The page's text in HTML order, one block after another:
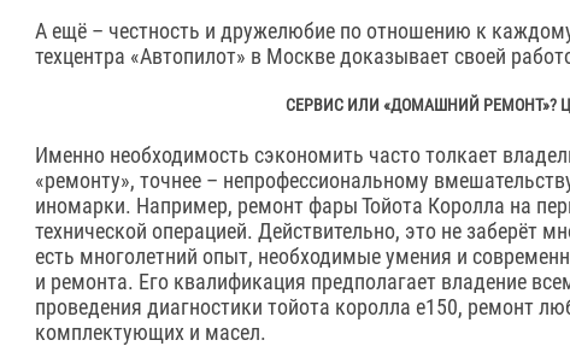
А ещё – честность и дружелюбие по отношению к
техцентра «Автопилот» в Москве доказывает своей
СЕРВИС ИЛИ «ДОМАШНИЙ РЕМОНТ»?
Именно необходимость сэкономить часто толкает
«ремонту», точнее – непрофессиональному
иномарки. Например, ремонт фары Тойота Королла на
технической операцией. Действительно, это не заберёт
есть многолетний опыт, необходимые умения и
и ремонта. Его квалификация предполагает владение
проведения диагностики тойота королла е150, ремонт
комплектующих и масел.